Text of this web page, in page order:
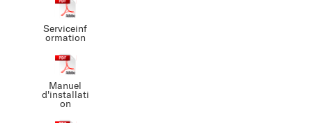
Serviceinf
ormation
Manuel
d'installati
on